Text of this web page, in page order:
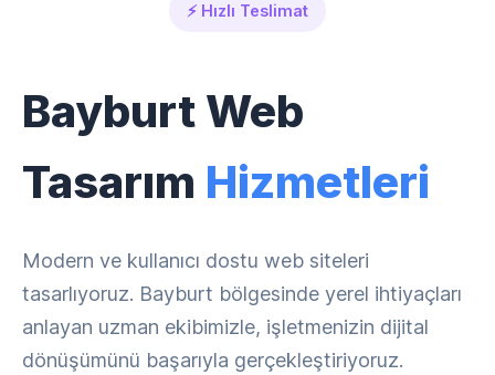
⚡ Hızlı Teslimat
Bayburt Web
Tasarım Hizmetleri
Modern ve kullanıcı dostu web siteleri
tasarlıyoruz. Bayburt bölgesinde yerel ihtiyaçları
anlayan uzman ekibimizle, işletmenizin dijital
dönüşümünü başarıyla gerçekleştiriyoruz.